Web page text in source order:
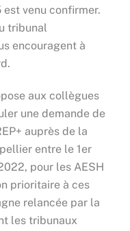
venu confirmer.
tribunal
encouragent à
aux collègues
une demande de
auprès de la
entre le 1er
pour les AESH
prioritaire à ces
relancée par la
les tribunaux